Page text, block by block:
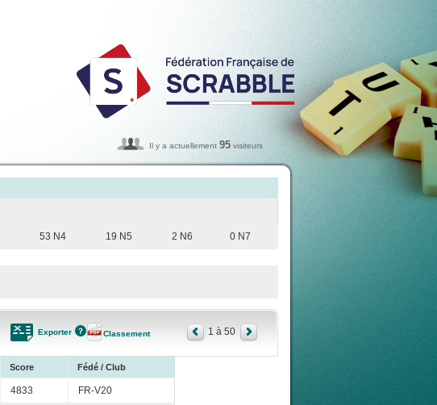
Il y a actuellement 95 visiteurs
53 N4 19 N5 2 N6 0 N7
Exporter Classement 1 à 50
Score Fédé / Club
4833 FR-V20